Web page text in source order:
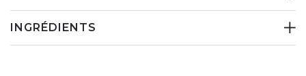
INGRÉDIENTS